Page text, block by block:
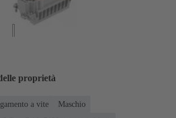
proprietà
a vite
Maschio